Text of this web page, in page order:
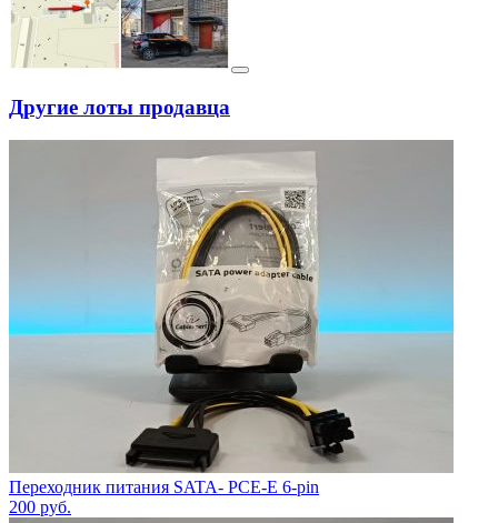
Другие лоты продавца
Переходник питания SATA- PCE-E 6-pin
200 руб.